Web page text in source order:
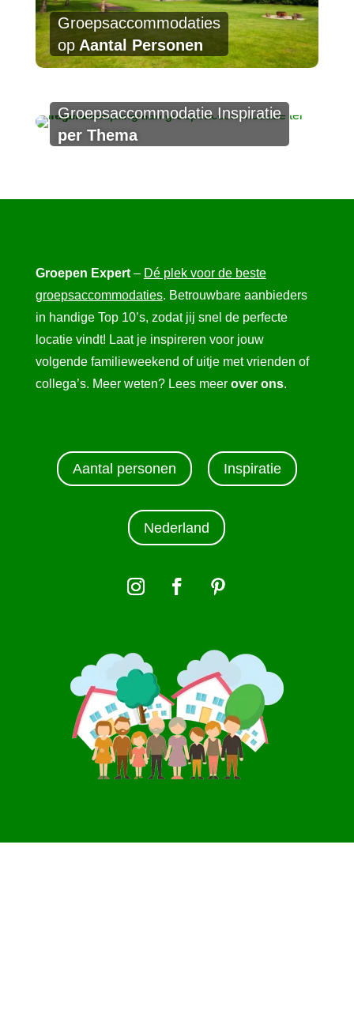
Groepsaccommodaties
opAantal Personen
Groepsaccommodatie Inspiratie
per Thema
Groepen Expert– Dé plek voor de beste
groepsaccommodaties. Betrouwbare aanbieders
in handige Top 10’s, zodat jij snel de perfecte
locatie vindt! Laat je inspireren voor jouw
volgende familieweekend of uitje met vrienden of
collega’s. Meer weten? Lees meer over ons.
Aantal personen Inspiratie
Nederland